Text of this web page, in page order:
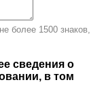
более 1500 знаков,
сведения о
в том